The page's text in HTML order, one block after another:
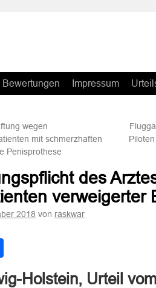
Bewertungen Impressum
wegen
mit schmerzhaften
Penisprothese
des
verweigerter
2018 von raskwar
Holstein, Urteil